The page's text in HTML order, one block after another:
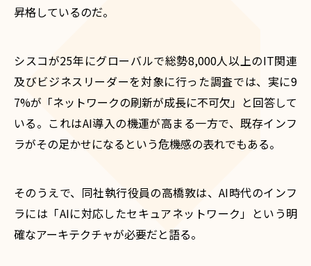
昇格しているのだ。
シスコが25年にグローバルで総勢8,000人以上のIT関連
及びビジネスリーダーを対象に行った調査では、実に9
7%が「ネットワークの刷新が成長に不可欠」と回答して
いる。これはAI導入の機運が高まる一方で、既存インフ
ラがその足かせになるという危機感の表れでもある。
そのうえで、同社執行役員の高橋敦は、AI時代のインフ
ラには「AIに対応したセキュアネットワーク」という明
確なアーキテクチャが必要だと語る。